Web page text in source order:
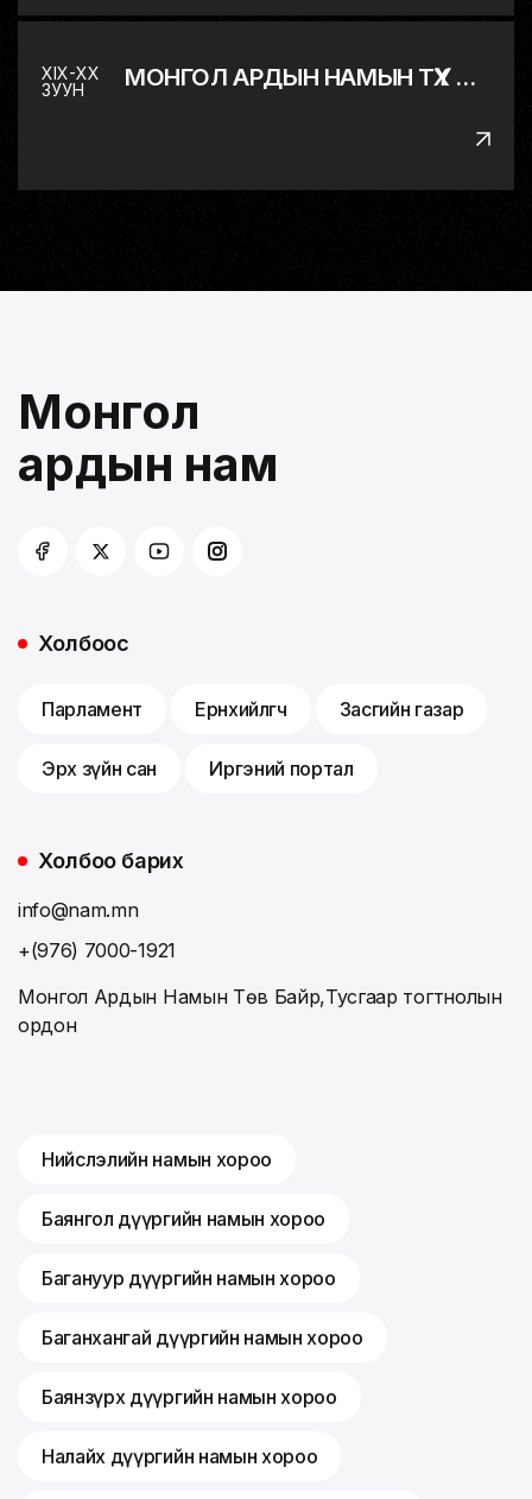
XIX-XX
ЗУУН
МОНГОЛ АРДЫН НАМЫН ТҮҮХ БОЛ ХХ ЗУУНЫ МОНГОЛЫН ТУСГААР ТОГТНОЛЫН ТЭМЦЛИЙН ТҮҮХ
Монгол
ардын нам
Холбоос
Парламент Ерөнхийлөгч Засгийн газар
Эрх зүйн сан Иргэний портал
Холбоо барих
info@nam.mn
+(976) 7000-1921
Монгол Ардын Намын Төв Байр,Тусгаар тогтнолын
ордон
Нийслэлийн намын хороо
Баянгол дүүргийн намын хороо
Багануур дүүргийн намын хороо
Баганхангай дүүргийн намын хороо
Баянзүрх дүүргийн намын хороо
Налайх дүүргийн намын хороо